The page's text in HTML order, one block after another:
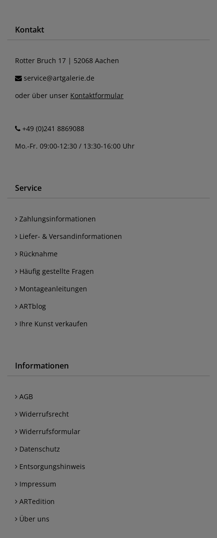
Kontakt
Rotter Bruch 17 | 52068 Aachen
service@artgalerie.de
oder über unser Kontaktformular
+49 (0)241 8869088
Mo.-Fr. 09:00-12:30 / 13:30-16:00 Uhr
Service
Zahlungsinformationen
Liefer- & Versandinformationen
Rücknahme
Häufig gestellte Fragen
Montageanleitungen
ARTblog
Ihre Kunst verkaufen
Informationen
AGB
Widerrufsrecht
Widerrufsformular
Datenschutz
Entsorgungshinweis
Impressum
ARTedition
Über uns